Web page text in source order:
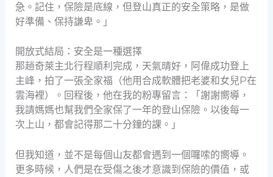
急。記住，保險是底線，但登山真正的安全策略，是做
好準備、保持謙卑。」
開放式結局：安全是一種選擇
那趟奇萊主北行程順利完成，天氣晴好，阿偉成功登上
主峰，拍了一張全家福（他用合成軟體把老婆和女兒P在
雲海裡）。回程後，他在我的粉專留言：「謝謝嚮導，
我請媽媽也幫我們全家保了一年的登山保險。以後每一
次上山，都會記得那二十分鐘的課。」
但我知道，並不是每個山友都會遇到一個囉嗦的嚮導。
更多時候，人們是在受傷之後才意識到保險的價值，或